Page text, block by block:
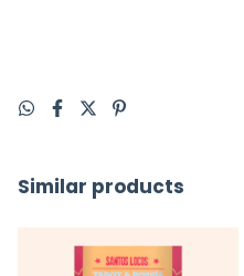
Similar products